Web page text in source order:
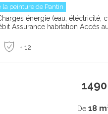
la peinture de Pantin
énergie (eau, éléctricité,
Assurance habitation Accès
+ 12
De 18 m